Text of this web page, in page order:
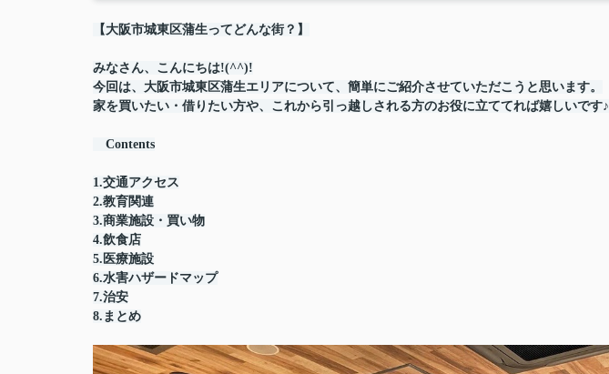
【大阪市城東区蒲生ってどんな街？】
みなさん、こんにちは!(^^)!
今回は、大阪市城東区蒲生エリアについて、簡単にご紹介させていただこうと思います。
家を買いたい・借りたい方や、これから引っ越しされる方のお役に立ててれば嬉しいです♪
Contents
1.交通アクセス
2.教育関連
3.商業施設・買い物
4.飲食店
5.医療施設
6.水害ハザードマップ
7.治安
8.まとめ